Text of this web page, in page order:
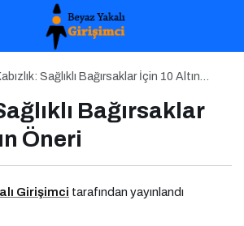
Sağlıklı Bağırsaklar İçin 10 Altın
Bağırsaklar
Öneri
Girişimci tarafından yayınlandı
ile Dertleşmenin Gizli Tehlikeleri